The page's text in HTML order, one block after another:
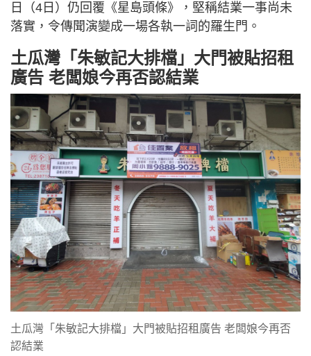
日（4日）仍回覆《星島頭條》，堅稱結業一事尚未
落實，令傳聞演變成一場各執一詞的羅生門。
土瓜灣「朱敏記大排檔」大門被貼招租
廣告 老闆娘今再否認結業
土瓜灣「朱敏記大排檔」大門被貼招租廣告 老闆娘今再否
認結業